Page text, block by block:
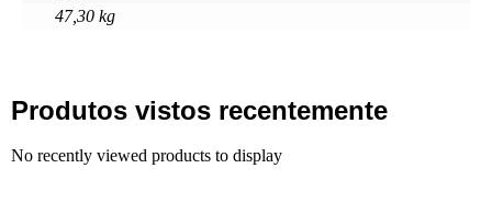
47,30 kg
Produtos vistos recentemente
No recently viewed products to display